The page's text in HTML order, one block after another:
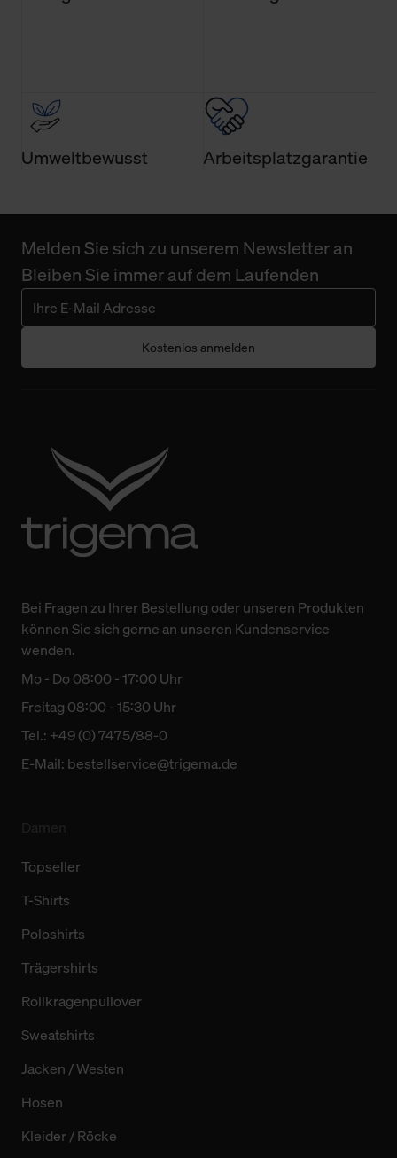
Umweltbewusst Arbeitsplatzgarantie
Melden Sie sich zu unserem Newsletter an
Bleiben Sie immer auf dem Laufenden
Kostenlos anmelden
Bei Fragen zu Ihrer Bestellung oder unseren Produkten
können Sie sich gerne an unseren Kundenservice
wenden.
Mo - Do 08:00 - 17:00 Uhr
Freitag 08:00 - 15:30 Uhr
Tel.: +49 (0) 7475/88-0
E-Mail: bestellservice@trigema.de
Topseller
T-Shirts
Poloshirts
Trägershirts
Rollkragenpullover
Sweatshirts
Jacken / Westen
Hosen
Kleider / Röcke